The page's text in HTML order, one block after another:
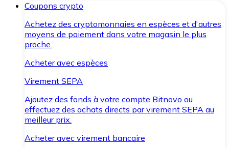
Coupons crypto
Achetez des cryptomonnaies en espèces et d'autres
moyens de paiement dans votre magasin le plus
proche.
Acheter avec espèces
Virement SEPA
Ajoutez des fonds à votre compte Bitnovo ou
effectuez des achats directs par virement SEPA au
meilleur prix.
Acheter avec virement bancaire